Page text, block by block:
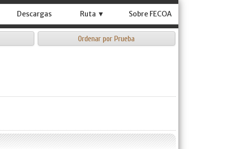
Descargas Ruta ▼ Sobre FECOA
Ordenar por Prueba